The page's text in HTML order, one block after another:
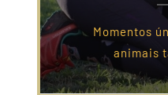
Momentos
animais